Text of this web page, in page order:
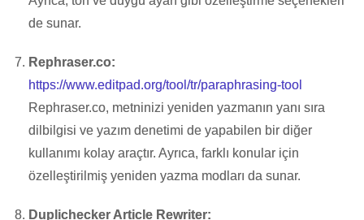
de sunar.
Rephraser.co:
https://www.editpad.org/tool/tr/paraphrasing-tool
Rephraser.co, metninizi yeniden yazmanın yanı sıra
dilbilgisi ve yazım denetimi de yapabilen bir diğer
kullanımı kolay araçtır. Ayrıca, farklı konular için
özelleştirilmiş yeniden yazma modları da sunar.
Duplichecker Article Rewriter: